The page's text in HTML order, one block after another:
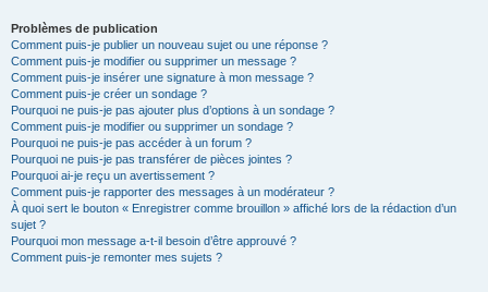
Problèmes de publication
Comment puis-je publier un nouveau sujet ou une réponse ?
Comment puis-je modifier ou supprimer un message ?
Comment puis-je insérer une signature à mon message ?
Comment puis-je créer un sondage ?
Pourquoi ne puis-je pas ajouter plus d’options à un sondage ?
Comment puis-je modifier ou supprimer un sondage ?
Pourquoi ne puis-je pas accéder à un forum ?
Pourquoi ne puis-je pas transférer de pièces jointes ?
Pourquoi ai-je reçu un avertissement ?
Comment puis-je rapporter des messages à un modérateur ?
À quoi sert le bouton « Enregistrer comme brouillon » affiché lors de la rédaction d’un
sujet ?
Pourquoi mon message a-t-il besoin d’être approuvé ?
Comment puis-je remonter mes sujets ?